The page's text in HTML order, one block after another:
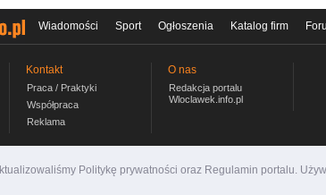
Politykę prywatności oraz Regulamin portalu.
Wiadomości Sport Ogłoszenia Katalog firm
Kontakt
Praca / Praktyki
Współpraca
Reklama
O nas
Redakcja portalu
Wloclawek.info.pl
© 2007-2026 Włocławski Portal informacyjny